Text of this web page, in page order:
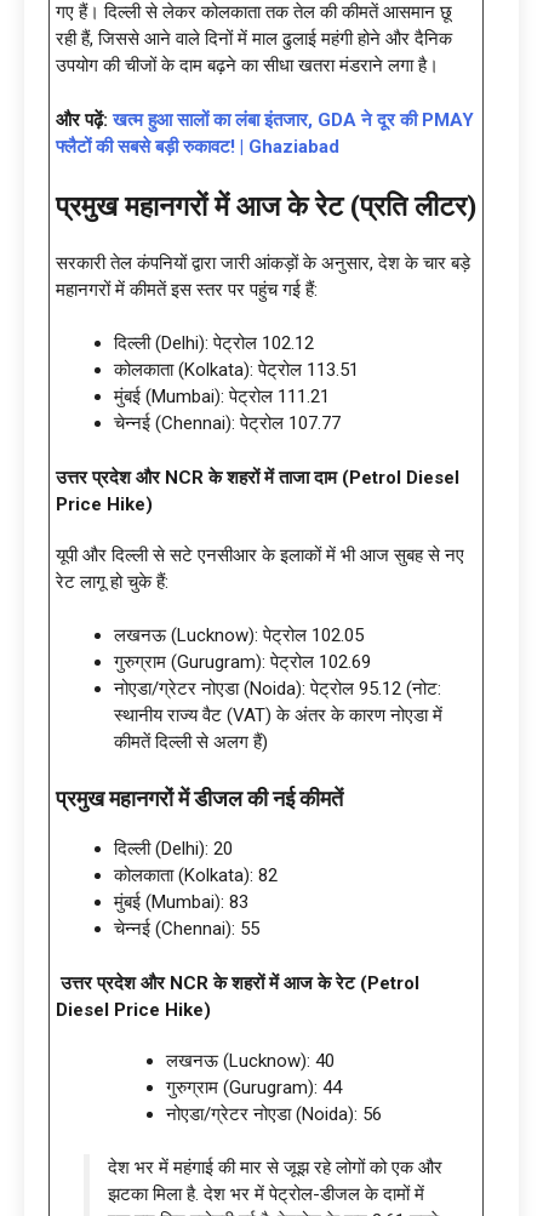
गए हैं। दिल्ली से लेकर कोलकाता तक तेल की कीमतें आसमान छू
रही हैं, जिससे आने वाले दिनों में माल ढुलाई महंगी होने और दैनिक
उपयोग की चीजों के दाम बढ़ने का सीधा खतरा मंडराने लगा है।
और पढ़ें:खत्म हुआ सालों का लंबा इंतजार, GDA ने दूर की PMAY
फ्लैटों की सबसे बड़ी रुकावट! | Ghaziabad
प्रमुख महानगरों में आज के रेट (प्रति लीटर)
सरकारी तेल कंपनियों द्वारा जारी आंकड़ों के अनुसार, देश के चार बड़े
महानगरों में कीमतें इस स्तर पर पहुंच गई हैं:
दिल्ली (Delhi): पेट्रोल 102.12
कोलकाता (Kolkata): पेट्रोल 113.51
मुंबई (Mumbai): पेट्रोल 111.21
चेन्नई (Chennai): पेट्रोल 107.77
उत्तर प्रदेश और NCR के शहरों में ताजा दाम (Petrol Diesel
Price Hike)
यूपी और दिल्ली से सटे एनसीआर के इलाकों में भी आज सुबह से नए
रेट लागू हो चुके हैं:
लखनऊ (Lucknow): पेट्रोल 102.05
गुरुग्राम (Gurugram): पेट्रोल 102.69
नोएडा/ग्रेटर नोएडा (Noida): पेट्रोल 95.12 (नोट:
स्थानीय राज्य वैट (VAT) के अंतर के कारण नोएडा में
कीमतें दिल्ली से अलग हैं)
प्रमुख महानगरों में डीजल की नई कीमतें
दिल्ली (Delhi): 20
कोलकाता (Kolkata): 82
मुंबई (Mumbai): 83
चेन्नई (Chennai): 55
उत्तर प्रदेश और NCR के शहरों में आज के रेट (Petrol
Diesel Price Hike)
लखनऊ (Lucknow): 40
गुरुग्राम (Gurugram): 44
नोएडा/ग्रेटर नोएडा (Noida): 56
देश भर में महंगाई की मार से जूझ रहे लोगों को एक और
झटका मिला है. देश भर में पेट्रोल-डीजल के दामों में